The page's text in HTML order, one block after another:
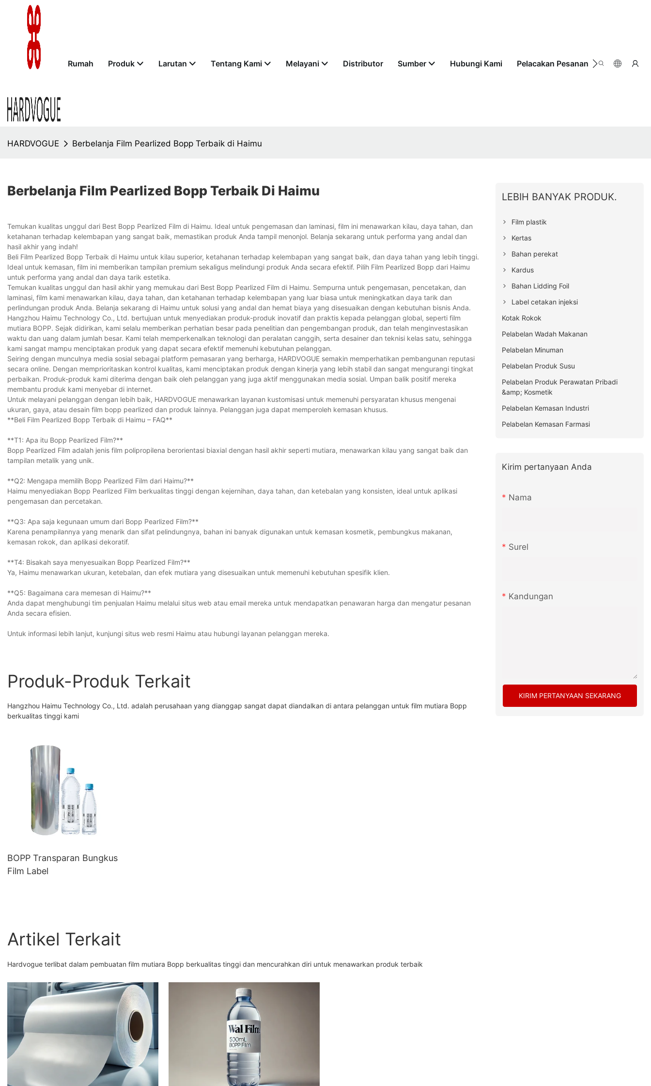
Rumah Produk Larutan Tentang Kami Melayani Distributor Sumber Hubungi Kami Pelacakan Pesanan
HARDVOGUE Berbelanja Film Pearlized Bopp Terbaik di Haimu
Berbelanja Film Pearlized Bopp Terbaik Di Haimu
Temukan kualitas unggul dari Best Bopp Pearlized Film di Haimu. Ideal untuk pengemasan dan laminasi, film ini menawarkan kilau, daya tahan, dan
ketahanan terhadap kelembapan yang sangat baik, memastikan produk Anda tampil menonjol. Belanja sekarang untuk performa yang andal dan
hasil akhir yang indah!
Beli Film Pearlized Bopp Terbaik di Haimu untuk kilau superior, ketahanan terhadap kelembapan yang sangat baik, dan daya tahan yang lebih tinggi.
Ideal untuk kemasan, film ini memberikan tampilan premium sekaligus melindungi produk Anda secara efektif. Pilih Film Pearlized Bopp dari Haimu
untuk performa yang andal dan daya tarik estetika.
Temukan kualitas unggul dan hasil akhir yang memukau dari Best Bopp Pearlized Film di Haimu. Sempurna untuk pengemasan, pencetakan, dan
laminasi, film kami menawarkan kilau, daya tahan, dan ketahanan terhadap kelembapan yang luar biasa untuk meningkatkan daya tarik dan
perlindungan produk Anda. Belanja sekarang di Haimu untuk solusi yang andal dan hemat biaya yang disesuaikan dengan kebutuhan bisnis Anda.
Hangzhou Haimu Technology Co., Ltd. bertujuan untuk menyediakan produk-produk inovatif dan praktis kepada pelanggan global, seperti film
mutiara BOPP. Sejak didirikan, kami selalu memberikan perhatian besar pada penelitian dan pengembangan produk, dan telah menginvestasikan
waktu dan uang dalam jumlah besar. Kami telah memperkenalkan teknologi dan peralatan canggih, serta desainer dan teknisi kelas satu, sehingga
kami sangat mampu menciptakan produk yang dapat secara efektif memenuhi kebutuhan pelanggan.
Seiring dengan munculnya media sosial sebagai platform pemasaran yang berharga, HARDVOGUE semakin memperhatikan pembangunan reputasi
secara online. Dengan memprioritaskan kontrol kualitas, kami menciptakan produk dengan kinerja yang lebih stabil dan sangat mengurangi tingkat
perbaikan. Produk-produk kami diterima dengan baik oleh pelanggan yang juga aktif menggunakan media sosial. Umpan balik positif mereka
membantu produk kami menyebar di internet.
Untuk melayani pelanggan dengan lebih baik, HARDVOGUE menawarkan layanan kustomisasi untuk memenuhi persyaratan khusus mengenai
ukuran, gaya, atau desain film bopp pearlized dan produk lainnya. Pelanggan juga dapat memperoleh kemasan khusus.
**Beli Film Pearlized Bopp Terbaik di Haimu – FAQ**
**T1: Apa itu Bopp Pearlized Film?**
Bopp Pearlized Film adalah jenis film polipropilena berorientasi biaxial dengan hasil akhir seperti mutiara, menawarkan kilau yang sangat baik dan
tampilan metalik yang unik.
**Q2: Mengapa memilih Bopp Pearlized Film dari Haimu?**
Haimu menyediakan Bopp Pearlized Film berkualitas tinggi dengan kejernihan, daya tahan, dan ketebalan yang konsisten, ideal untuk aplikasi
pengemasan dan percetakan.
**Q3: Apa saja kegunaan umum dari Bopp Pearlized Film?**
Karena penampilannya yang menarik dan sifat pelindungnya, bahan ini banyak digunakan untuk kemasan kosmetik, pembungkus makanan,
kemasan rokok, dan aplikasi dekoratif.
**T4: Bisakah saya menyesuaikan Bopp Pearlized Film?**
Ya, Haimu menawarkan ukuran, ketebalan, dan efek mutiara yang disesuaikan untuk memenuhi kebutuhan spesifik klien.
**Q5: Bagaimana cara memesan di Haimu?**
Anda dapat menghubungi tim penjualan Haimu melalui situs web atau email mereka untuk mendapatkan penawaran harga dan mengatur pesanan
Anda secara efisien.
Untuk informasi lebih lanjut, kunjungi situs web resmi Haimu atau hubungi layanan pelanggan mereka.
Produk-Produk Terkait
Hangzhou Haimu Technology Co., Ltd. adalah perusahaan yang dianggap sangat dapat diandalkan di antara pelanggan untuk film mutiara Bopp
berkualitas tinggi kami
BOPP Transparan Bungkus
Film Label
Artikel Terkait
Hardvogue terlibat dalam pembuatan film mutiara Bopp berkualitas tinggi dan mencurahkan diri untuk menawarkan produk terbaik
LEBIH BANYAK PRODUK.
Film plastik
Kertas
Bahan perekat
Kardus
Bahan Lidding Foil
Label cetakan injeksi
Kotak Rokok
Pelabelan Wadah Makanan
Pelabelan Minuman
Pelabelan Produk Susu
Pelabelan Produk Perawatan Pribadi
&amp; Kosmetik
Pelabelan Kemasan Industri
Pelabelan Kemasan Farmasi
Kirim pertanyaan Anda
Nama
Surel
Kandungan
KIRIM PERTANYAAN SEKARANG